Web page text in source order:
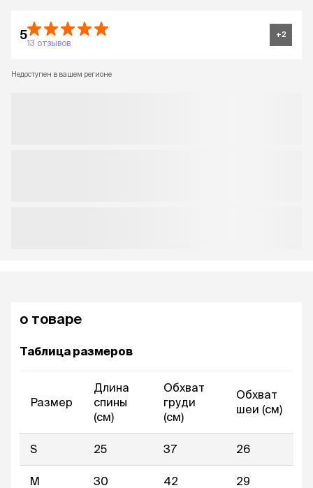
5
13 отзывов
+2
Недоступен в вашем регионе
о товаре
Таблица размеров
Размер
Длина
спины
(см)
Обхват
груди
(см)
Обхват
шеи (см)
S 25 37 26
M 30 42 29